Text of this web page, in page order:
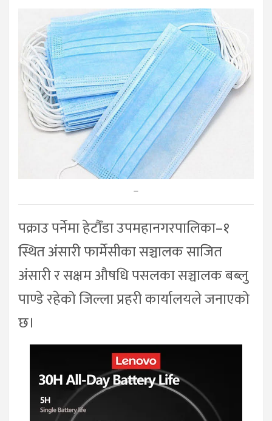
–
पक्राउ पर्नेमा हेटौँडा उपमहानगरपालिका–१
स्थित अंसारी फार्मेसीका सञ्चालक साजित
अंसारी र सक्षम औषधि पसलका सञ्चालक बब्लु
पाण्डे रहेको जिल्ला प्रहरी कार्यालयले जनाएको
छ।